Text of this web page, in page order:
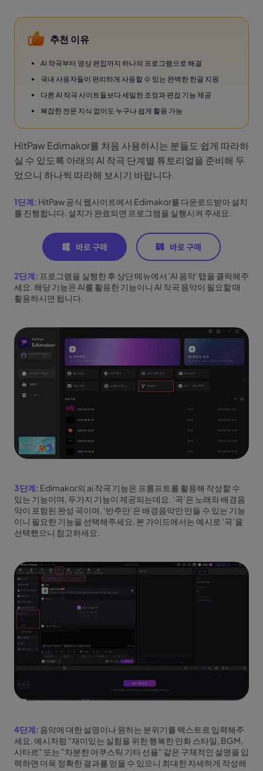
추천 이유
AI 작곡부터 영상 편집까지 하나의 프로그램으로 해결
국내 사용자들이 편리하게 사용할 수 있는 완벽한 한글 지원
다른 AI 작곡 사이트들보다 세밀한 조정과 편집 기능 제공
복잡한 전문 지식 없이도 누구나 쉽게 활용 가능
HitPaw Edimakor를 처음 사용하시는 분들도 쉽게 따라하
실 수 있도록 아래의 AI 작곡 단계별 튜토리얼을 준비해 두
었으니 하나씩 따라해 보시기 바랍니다.
1단계: HitPaw 공식 웹사이트에서 Edimakor를 다운로드받아 설치
를 진행합니다. 설치가 완료되면 프로그램을 실행시켜 주세요.
2단계: 프로그램을 실행한 후 상단 메뉴에서 'AI 음악' 탭을 클릭해주
세요. 해당 기능은 AI를 활용한 기능이니 AI 작곡 음악이 필요할 때
활용하시면 됩니다.
3단계: Edimakor의 ai 작곡 기능은 프롬프트를 활용해 작성할 수
있는 기능이며, 두가지 기능이 제공되는데요. ‘곡’은 노래와 배경음
악이 포함된 완성 곡이며, ‘반주만’은 배경음악만 만들 수 있는 기능
이니 필요한 기능을 선택해주세요. 본 가이드에서는 예시로 ‘곡’을
선택했으니 참고하세요.
4단계: 음악에 대한 설명이나 원하는 분위기를 텍스트로 입력해주
세요. 예시처럼 "재미있는 실험을 위한 행복한 만화 스타일, BGM,
시타르" 또는 "차분한 어쿠스틱 기타 선율" 같은 구체적인 설명을 입
력하면 더욱 정확한 결과를 얻을 수 있으니 최대한 자세하게 작성해